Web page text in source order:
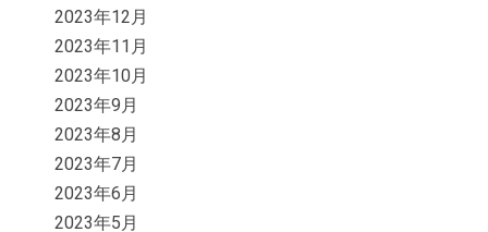
2023年12月
2023年11月
2023年10月
2023年9月
2023年8月
2023年7月
2023年6月
2023年5月